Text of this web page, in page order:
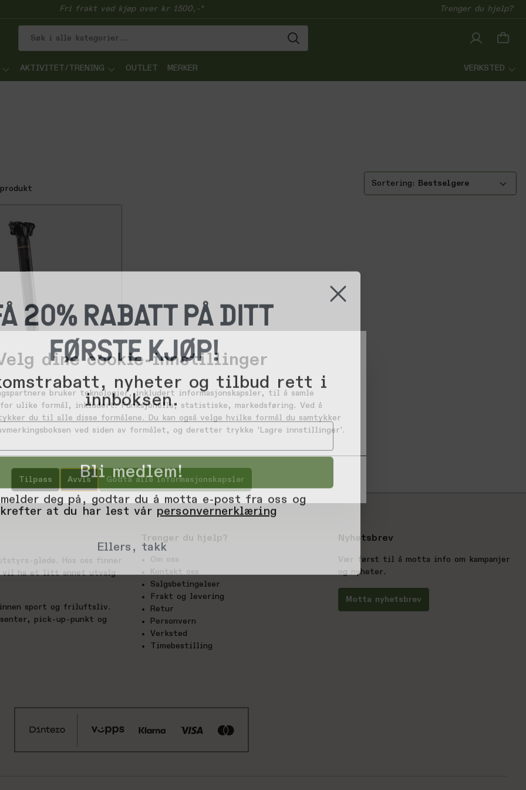
Fri frakt ved kjøp over kr 1500,-* Trenger du hjelp?
AKTIVITET/TRENING OUTLET MERKER VERKSTED
Bestselgere
produkt
Ø31.6mm/350mm
649,-
glede. Hos oss finner
vil ha et litt annet utvalg
innen sport og friluftsliv.
pick-up-punkt og
Trenger du hjelp?
Om oss
Kontakt oss
Salgsbetingelser
Frakt og levering
Retur
Personvern
Verksted
Timebestilling
Nyhetsbrev
Vær først til å motta info om kampanjer
og nyheter.
Motta nyhetsbrev
dine cookie-innstillinger
bruker teknologier, inkludert informasjonskapsler, til å samle
for ulike formål, inkludert: Funksjonelle, statistiske, markedsføring. Ved å
du til alle disse formålene. Du kan også velge hvilke formål du samtykker
ved siden av formålet, og deretter trykke 'Lagre innstillinger'.
Avvis
Tilpass Godta alle informasjonskapsler
20% RABATT PÅ DITT
FØRSTE KJØP!
nyheter og tilbud rett i
innboksen.
Bli medlem!
deg på, godtar du å motta e-post fra oss og
at du har lest vårpersonvernerklæring
Ellers, takk